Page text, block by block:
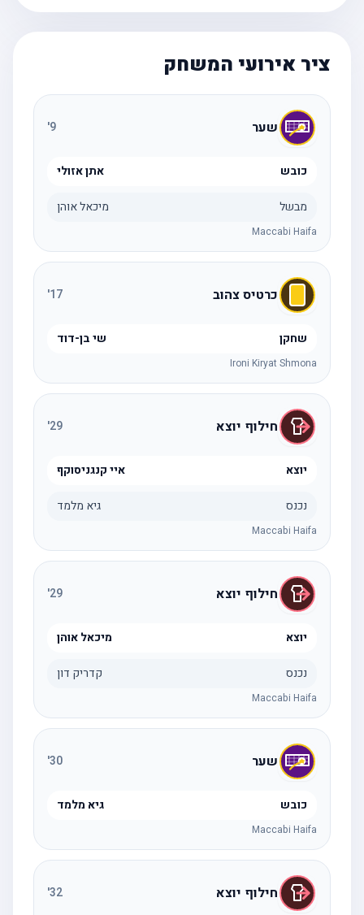
ציר אירועי המשחק
שער
כובש אתן אזולי
מבשל מיכאל אוהן
Maccabi Haifa
כרטיס צהוב 17
'
שחקן שי בן-דוד
Ironi Kiryat Shmona
חילוף יוצא 29
'
יוצא איי קנגניסוקף
נכנס גיא מלמד
Maccabi Haifa
חילוף יוצא 29
'
יוצא מיכאל אוהן
נכנס קדריק דון
Maccabi Haifa
שער 30
'
כובש גיא מלמד
Maccabi Haifa
חילוף יוצא 32
'